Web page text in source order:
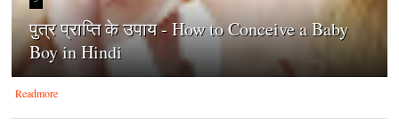
पुत्र प्राप्ति के उपाय - How to Conceive a Baby
Boy in Hindi
Readmore